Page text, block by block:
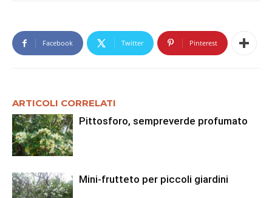
Facebook Twitter Pinterest
ARTICOLI CORRELATI
Pittosforo, sempreverde profumato
Mini-frutteto per piccoli giardini